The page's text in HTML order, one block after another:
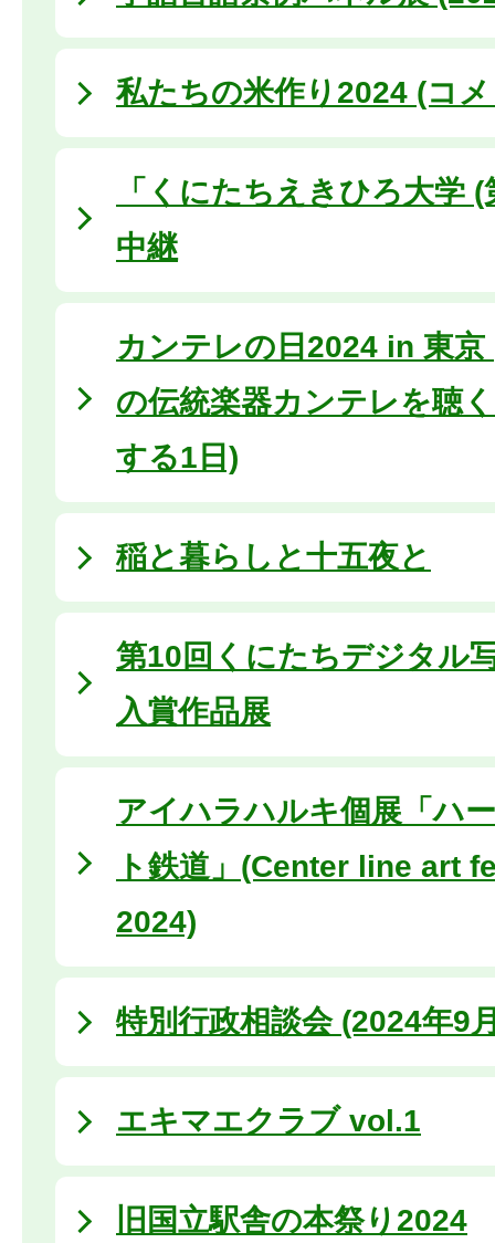
私たちの米作り2024 (コ
「くにたちえきひろ大学
中継
カンテレの日2024 in 東
の伝統楽器カンテレを聴
する1日)
稲と暮らしと十五夜と
第10回くにたちデジタル
入賞作品展
アイハラハルキ個展「ハ
ト鉄道」(Center line art
2024)
特別行政相談会 (2024年9
エキマエクラブ vol.1
旧国立駅舎の本祭り2024